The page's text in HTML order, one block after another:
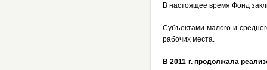
В настоящее время Фонд
Субъектами малого и
рабочих места.
В2011 г. продолжала